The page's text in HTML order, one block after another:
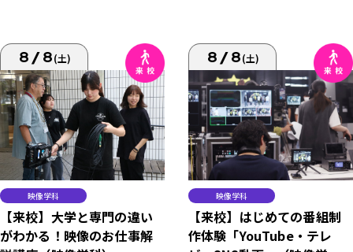
8/8(土)
映像学科
【来校】大学と専門の違い
がわかる！映像のお仕事解
8/8(土)
映像学科
【来校】はじめての番組制
作体験「YouTube・テレ